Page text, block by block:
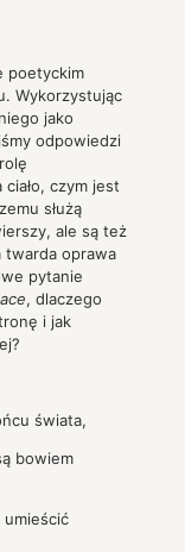
poetyckim
Wykorzystując
jako
odpowiedzi
czym jest
służą
ale są też
twarda oprawa
pytanie
, dlaczego
i jak
świata,
bowiem